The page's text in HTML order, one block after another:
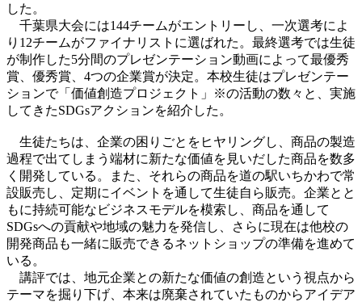
した。
千葉県大会には144チームがエントリーし、一次選考によ
り12チームがファイナリストに選ばれた。最終選考では生徒
が制作した5分間のプレゼンテーション動画によって最優秀
賞、優秀賞、4つの企業賞が決定。本校生徒はプレゼンテー
ションで「価値創造プロジェクト」※の活動の数々と、実施
してきたSDGsアクションを紹介した。
生徒たちは、企業の困りごとをヒヤリングし、商品の製造
過程で出てしまう端材に新たな価値を見いだした商品を数多
く開発している。また、それらの商品を道の駅いちかわで常
設販売し、定期にイベントを通して生徒自ら販売。企業とと
もに持続可能なビジネスモデルを模索し、商品を通して
SDGsへの貢献や地域の魅力を発信し、さらに現在は他校の
開発商品も一緒に販売できるネットショップの準備を進めて
いる。
講評では、地元企業との新たな価値の創造という視点から
テーマを掘り下げ、本来は廃棄されていたものからアイデア